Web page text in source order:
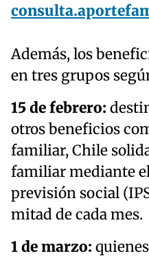
Además, los
en tres grupos
15 de febrero:
otros beneficios
familiar, Chile
familiar mediante
previsión social
mitad de cada mes.
1 de marzo: